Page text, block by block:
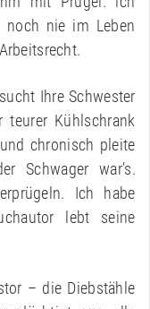
noch nie im Leben
Ihre Schwester
Kühlschrank
chronisch pleite
Schwager war’s.
Ich habe
lebt seine
– die Diebstähle